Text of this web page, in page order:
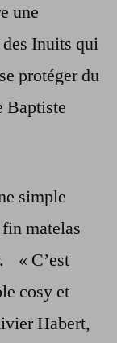
une
Inuits qui
protéger du
Baptiste
simple
matelas
« C’est
cosy et
Habert,